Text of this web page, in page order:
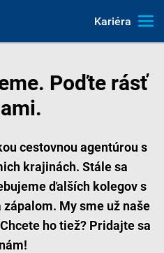
Kariéra
Poďte rásť
cestovnou agentúrou s
krajinách. Stále sa
ďalších kolegov s
My sme už naše
ho tiež? Pridajte sa